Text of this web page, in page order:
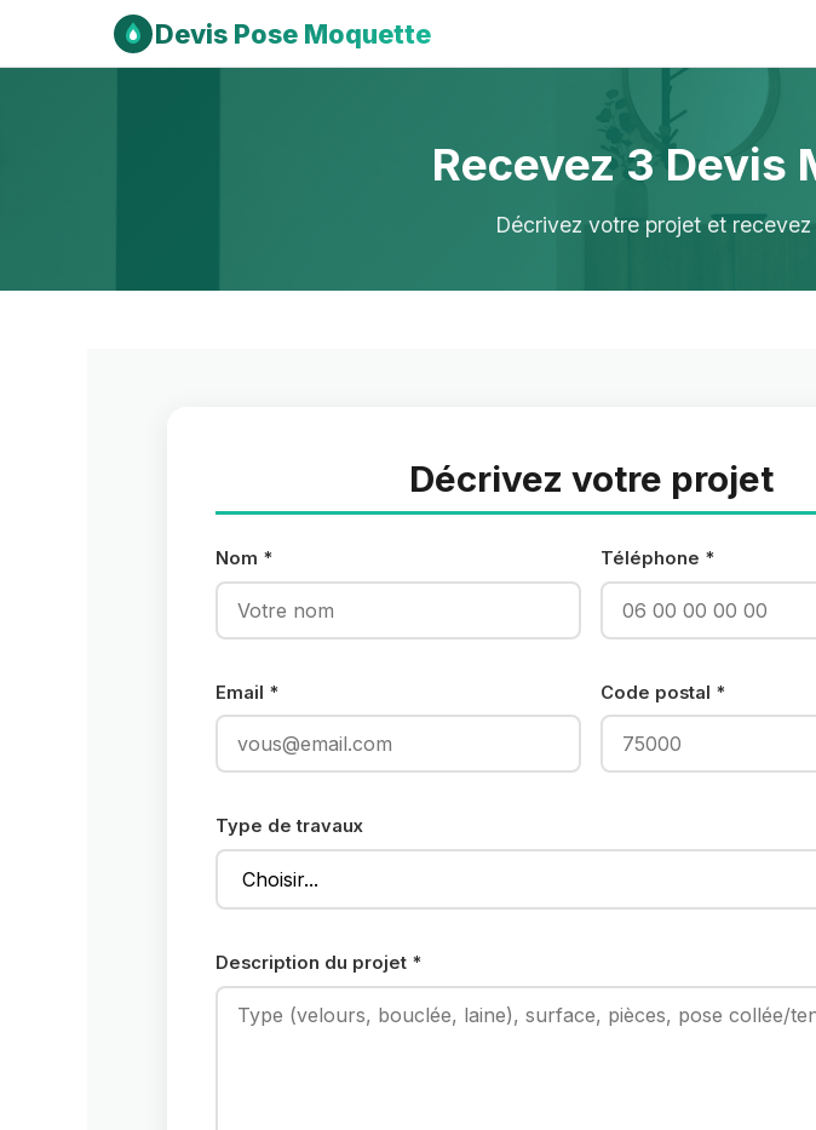
Devis Pose Moquette
Recevez 3 Devis
Décrivez votre projet et
Décrivez votre projet
Nom * Téléphone *
Email * Code postal *
Type de travaux
Description du projet *